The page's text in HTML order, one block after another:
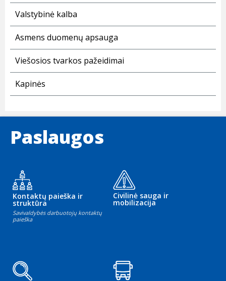
Valstybinė kalba
Asmens duomenų apsauga
Viešosios tvarkos pažeidimai
Kapinės
Paslaugos
Kontaktų paieška ir
struktūra
Savivaldybės darbuotojų kontaktų
paieška
Civilinė sauga ir
mobilizacija